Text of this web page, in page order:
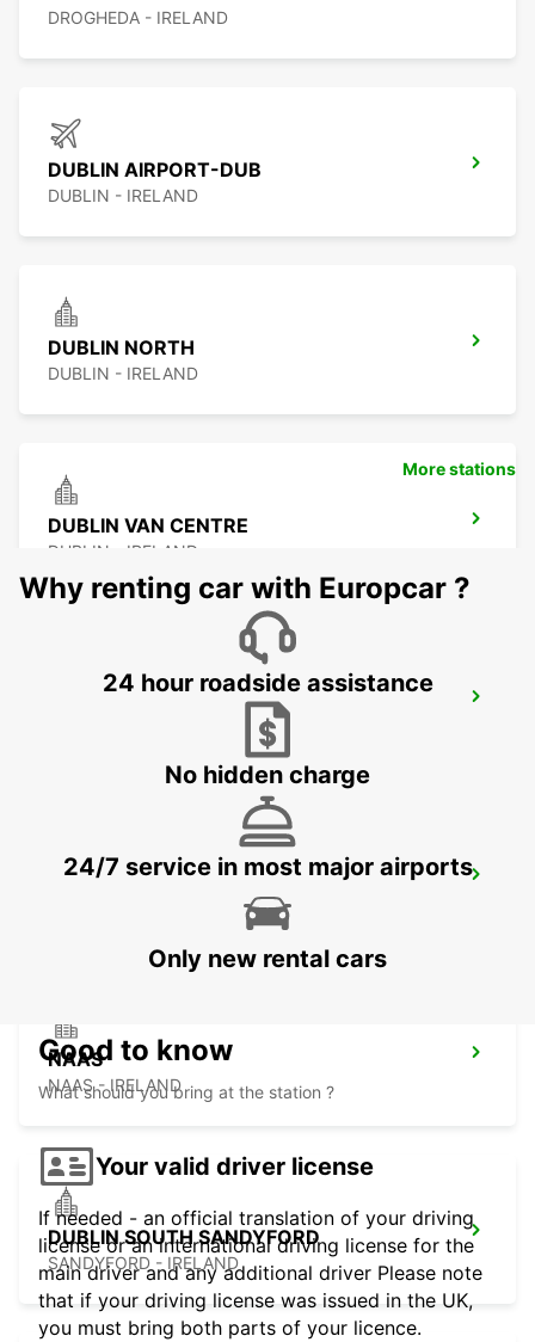
DROGHEDA - IRELAND
DUBLIN AIRPORT-DUB
DUBLIN - IRELAND
DUBLIN NORTH
DUBLIN - IRELAND
DUBLIN VAN CENTRE
DUBLIN - IRELAND
DUBLIN CITY CENTRE, SPENCER DOCK
DUBLIN SOUTH
NAAS
NAAS - IRELAND
DUBLIN SOUTH SANDYFORD
SANDYFORD - IRELAND
More stations
Why renting car with Europcar ?
24 hour roadside assistance
No hidden charge
24/7 service in most major airports
Only new rental cars
Good to know
What should you bring at the station ?
Your valid driver license
If needed - an official translation of your driving
license or an international driving license for the
main driver and any additional driver Please note
that if your driving license was issued in the UK,
you must bring both parts of your licence.